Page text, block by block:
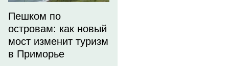
Пешком по
островам: как новый
мост изменит туризм
в Приморье